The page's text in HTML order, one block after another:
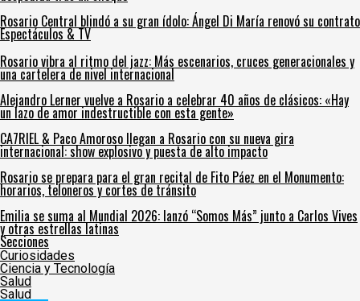
Rosario Central blindó a su gran ídolo: Ángel Di María renovó su contrato
Espectáculos & TV
Rosario vibra al ritmo del jazz: Más escenarios, cruces generacionales y
una cartelera de nivel internacional
Alejandro Lerner vuelve a Rosario a celebrar 40 años de clásicos: «Hay
un lazo de amor indestructible con esta gente»
CA7RIEL & Paco Amoroso llegan a Rosario con su nueva gira
internacional: show explosivo y puesta de alto impacto
Rosario se prepara para el gran recital de Fito Páez en el Monumento:
horarios, teloneros y cortes de tránsito
Emilia se suma al Mundial 2026: lanzó “Somos Más” junto a Carlos Vives
y otras estrellas latinas
Secciones
Curiosidades
Ciencia y Tecnología
Salud
Salud